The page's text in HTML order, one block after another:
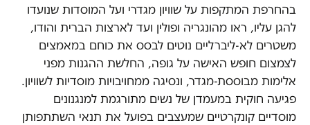
בהחרפת המתקפות על שוויון מגדרי ועל המוסדות שנועדו
להגן עליו, ראו מהונגריה ופולין ועד לארצות הברית והודו,
משטרים לא-ליברליים נוטים לבסס את כוחם במאמצים
לצמצום חופש האישה על גופה, החלשת ההגנות מפני
אלימות מבוססת-מגדר, ונסיגה ממחויבויות מוסדיות לשוויון.
פגיעה חוקית במעמדן של נשים מתורגמת למנגנונים
מוסדיים קונקרטיים שמעצבים בפועל את תנאי השתתפותן